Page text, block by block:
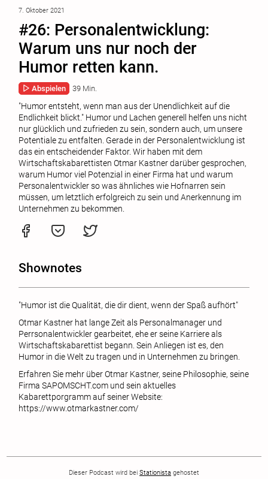
7. Oktober 2021
#26: Personalentwicklung:
Warum uns nur noch der
Humor retten kann.
Abspielen 39 Min.
"Humor entsteht, wenn man aus der Unendlichkeit auf die
Endlichkeit blickt." Humor und Lachen generell helfen uns nicht
nur glücklich und zufrieden zu sein, sondern auch, um unsere
Potentiale zu entfalten. Gerade in der Personalentwicklung ist
das ein entscheidender Faktor. Wir haben mit dem
Wirtschaftskabarettisten Otmar Kastner darüber gesprochen,
warum Humor viel Potenzial in einer Firma hat und warum
Personalentwickler so was ähnliches wie Hofnarren sein
müssen, um letztlich erfolgreich zu sein und Anerkennung im
Unternehmen zu bekommen.
Shownotes
"Humor ist die Qualität, die dir dient, wenn der Spaß aufhört"
Otmar Kastner hat lange Zeit als Personalmanager und
Perrsonalentwickler gearbeitet, ehe er seine Karriere als
Wirtschaftskabarettist begann. Sein Anliegen ist es, den
Humor in die Welt zu tragen und in Unternehmen zu bringen.
Erfahren Sie mehr über Otmar Kastner, seine Philosophie, seine
Firma SAPOMSCHT.com und sein aktuelles
Kabarettporgramm auf seiner Website:
https://www.otmarkastner.com/
Dieser Podcast wird bei Stationista gehostet